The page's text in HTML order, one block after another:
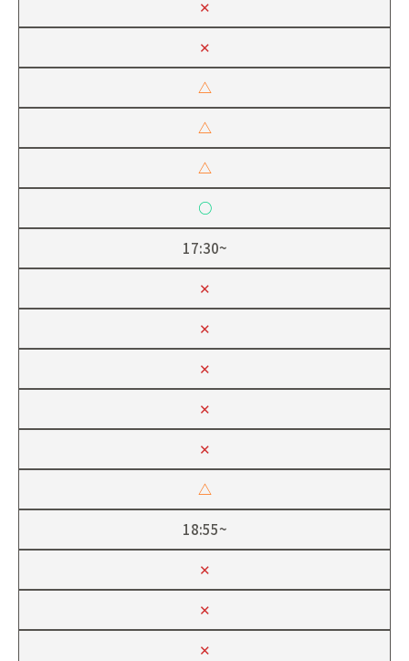
✕
✕
△
△
△
○
17:30~
✕
✕
✕
✕
✕
△
18:55~
✕
✕
✕